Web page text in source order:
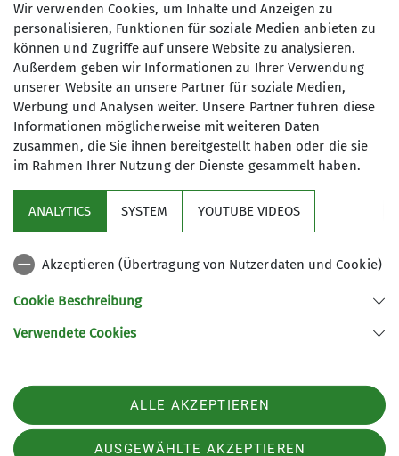
Qualifikationen
Kletterbetreuer*in Breitensport
Nordwand
James-Franck-Ring 1b
37077 Göttingen
Sektion
Aktuelles
Sektion Göttingen des Deutschen Alpenvereins e.V.
Kurze Straße 16
37073 Göttingen
Telefon +4955143815
Wir verwenden Cookies, um Inhalte und Anzeigen zu
personalisieren, Funktionen für soziale Medien anbieten zu
können und Zugriffe auf unsere Website zu analysieren.
Außerdem geben wir Informationen zu Ihrer Verwendung
unserer Website an unsere Partner für soziale Medien,
Werbung und Analysen weiter. Unsere Partner führen diese
Informationen möglicherweise mit weiteren Daten
zusammen, die Sie ihnen bereitgestellt haben oder die sie
im Rahmen Ihrer Nutzung der Dienste gesammelt haben.
ANALYTICS SYSTEM YOUTUBE VIDEOS
Akzeptieren (Übertragung von Nutzerdaten und Cookie)
Cookie Beschreibung
Verwendete Cookies
ALLE AKZEPTIEREN
AUSGEWÄHLTE AKZEPTIEREN